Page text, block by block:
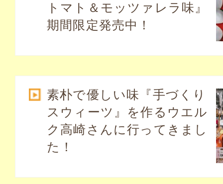
トマト＆モッツァレラ味』
期間限定発売中！
素朴で優しい味『手づくり
スウィーツ』を作るウエル
ク高崎さんに行ってきまし
た！